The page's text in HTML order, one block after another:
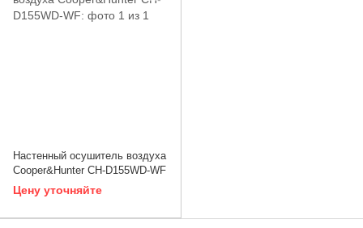
Настенный осушитель воздуха
Cooper&Hunter CH-D155WD-WF
Цену уточняйте